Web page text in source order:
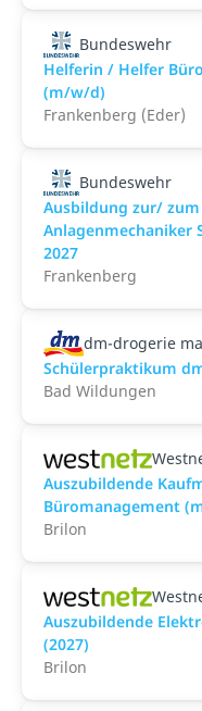
Bundeswehr
Helferin / Helfer
(m/w/d)
Frankenberg (Eder)
Bundeswehr
Ausbildung zur/
2027
Frankenberg
dm-drogerie
Schülerpraktikum
Bad Wildungen
Auszubildende
Büromanagement
Brilon
Auszubildende
(2027)
Brilon